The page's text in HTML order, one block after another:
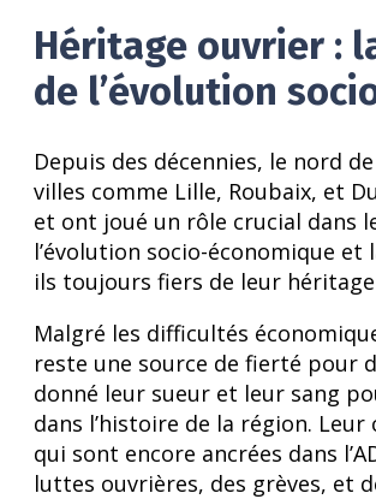
Héritage ouvrier :
de l’évolution
Depuis des décennies, le nord
villes comme Lille, Roubaix, et
et ont joué un rôle crucial dans
l’évolution socio-économique
ils toujours fiers de leur
Malgré les difficultés
reste une source de fierté pour
donné leur sueur et leur sang
dans l’histoire de la région.
qui sont encore ancrées dans
luttes ouvrières, des grèves, et